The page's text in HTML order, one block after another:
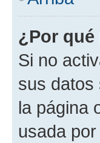
¿Por
Si no
sus datos
la página
usada